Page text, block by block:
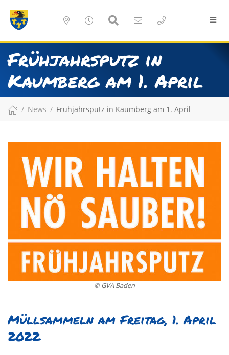
Frühjahrsputz in
Kaumberg am 1. April
News Frühjahrsputz in Kaumberg am 1. April
© GVA Baden
Müllsammeln am Freitag, 1. April
2022